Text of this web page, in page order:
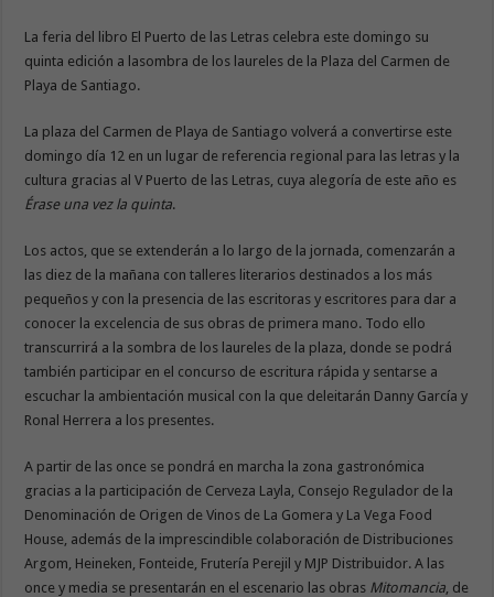
La feria del libro El Puerto de las Letras celebra este domingo su
quinta edición a lasombra de los laureles de la Plaza del Carmen de
Playa de Santiago.
La plaza del Carmen de Playa de Santiago volverá a convertirse este
domingo día 12 en un lugar de referencia regional para las letras y la
cultura gracias al V Puerto de las Letras, cuya alegoría de este año es
Érase una vez la quinta.
Los actos, que se extenderán a lo largo de la jornada, comenzarán a
las diez de la mañana con talleres literarios destinados a los más
pequeños y con la presencia de las escritoras y escritores para dar a
conocer la excelencia de sus obras de primera mano. Todo ello
transcurrirá a la sombra de los laureles de la plaza, donde se podrá
también participar en el concurso de escritura rápida y sentarse a
escuchar la ambientación musical con la que deleitarán Danny García y
Ronal Herrera a los presentes.
A partir de las once se pondrá en marcha la zona gastronómica
gracias a la participación de Cerveza Layla, Consejo Regulador de la
Denominación de Origen de Vinos de La Gomera y La Vega Food
House, además de la imprescindible colaboración de Distribuciones
Argom, Heineken, Fonteide, Frutería Perejil y MJP Distribuidor. A las
once y media se presentarán en el escenario las obras Mitomancia , de